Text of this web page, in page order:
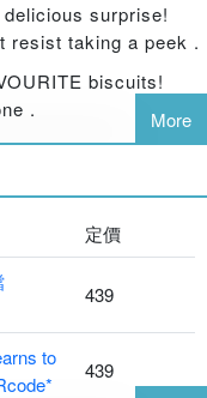
surprise!
resist taking a peek .
biscuits!
.
and forgiveness
More
定價
439
to
439